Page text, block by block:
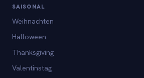
SAISONAL
Weihnachten
Halloween
Thanksgiving
Valentinstag